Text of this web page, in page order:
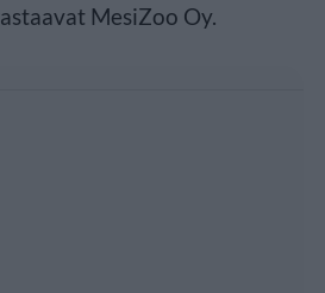
MesiZoo Oy.